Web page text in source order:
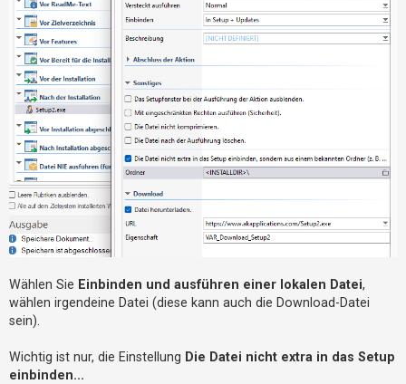
S
u
c
h
e
F
A
Q
Wählen Sie Einbinden und ausführen einer lokalen Datei,
wählen irgendeine Datei (diese kann auch die Download-Datei
sein).
Wichtig ist nur, die Einstellung Die Datei nicht extra in das Setup
einbinden...